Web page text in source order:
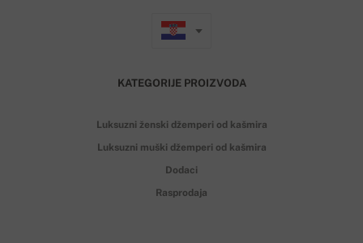
KATEGORIJE PROIZVODA
Luksuzni ženski džemperi od kašmira
Luksuzni muški džemperi od kašmira
Dodaci
Rasprodaja